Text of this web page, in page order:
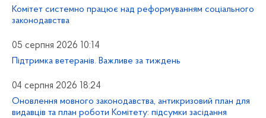
Комітет системно працює над реформуванням соціального
законодавства
05 серпня 2026 10:14
Підтримка ветеранів. Важливе за тиждень
04 серпня 2026 18:24
Оновлення мовного законодавства, антикризовий план для
видавців та план роботи Комітету: підсумки засідання